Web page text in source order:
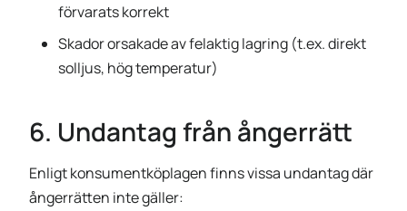
förvarats korrekt
Skador orsakade av felaktig lagring (t.ex. direkt
solljus, hög temperatur)
6. Undantag från ångerrätt
Enligt konsumentköplagen finns vissa undantag där
ångerrätten inte gäller: